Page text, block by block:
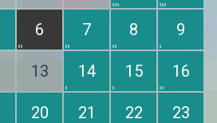
6 7 8 9
13 14 15 16
20 21 22 23